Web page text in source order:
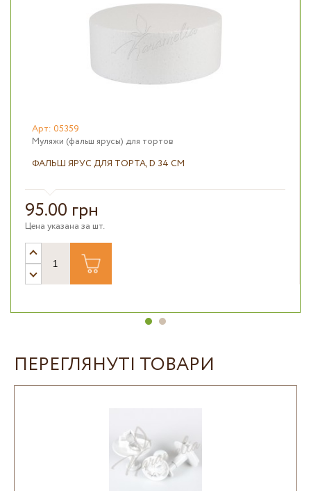
Арт: 05359
Муляжи (фальш ярусы) для тортов
ФАЛЬШ ЯРУС ДЛЯ ТОРТА, D 34 СМ
95.00 грн
Цена указана за шт.
ПЕРЕГЛЯНУТІ ТОВАРИ